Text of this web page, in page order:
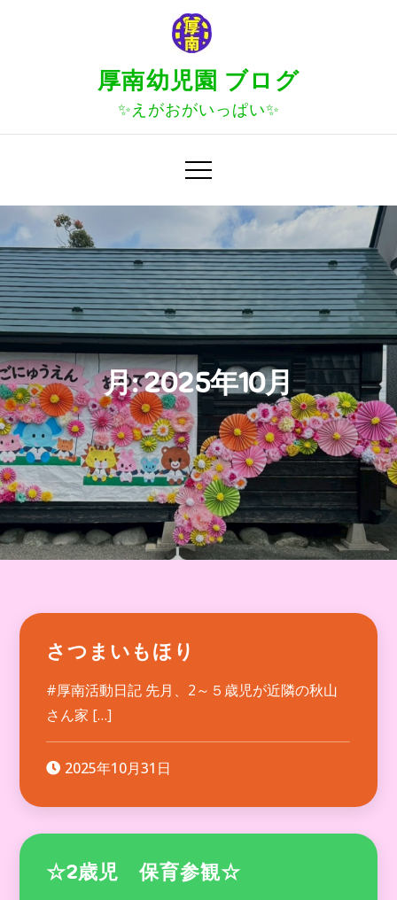
厚南幼児園 ブログ
✨えがおがいっぱい✨
月:2025年10月
さつまいもほり
#厚南活動日記 先月、2～５歳児が近隣の秋山
さん家 […]
2025年10月31日
☆2歳児 保育参観☆